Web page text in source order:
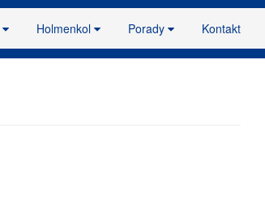
Holmenkol Porady Kontakt